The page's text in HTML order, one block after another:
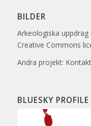
BILDER
Arkeologiska
Creative Commons
Andra projekt:
BLUESKY PROFILE